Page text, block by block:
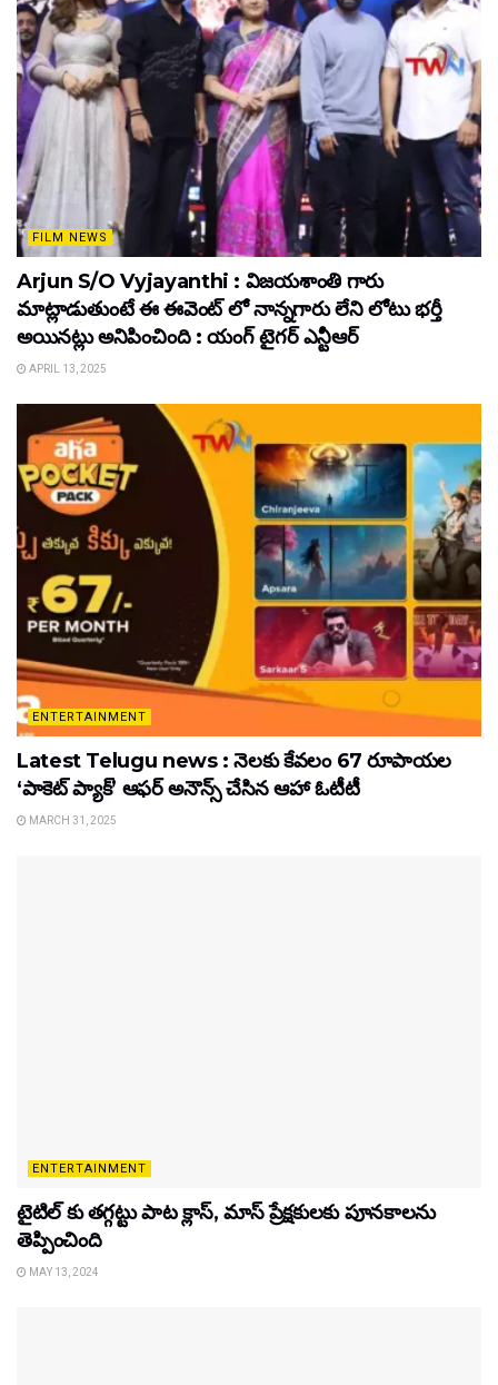
FILM NEWS
Arjun S/O Vyjayanthi : విజయశాంతి గారు
మాట్లాడుతుంటే ఈ ఈవెంట్ లో నాన్నగారు లేని లోటు భర్తీ
అయినట్లు అనిపించింది : యంగ్ టైగర్ ఎన్టీఆర్
APRIL 13, 2025
ENTERTAINMENT
Latest Telugu news : నెలకు కేవలం 67 రూపాయల
‘పాకెట్ ప్యాక్’ ఆఫర్ అనౌన్స్ చేసిన ఆహా ఓటీటీ
MARCH 31, 2025
ENTERTAINMENT
టైటిల్‌ కు తగ్గట్టు పాట క్లాస్, మాస్ ప్రేక్షకులకు పూనకాలను
తెప్పించింది
MAY 13, 2024